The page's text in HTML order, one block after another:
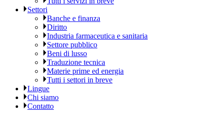
Settori
Banche e finanza
Diritto
Industria farmaceutica e sanitaria
Settore pubblico
Beni di lusso
Traduzione tecnica
Materie prime ed energia
Tutti i settori in breve
Lingue
Chi siamo
Contatto